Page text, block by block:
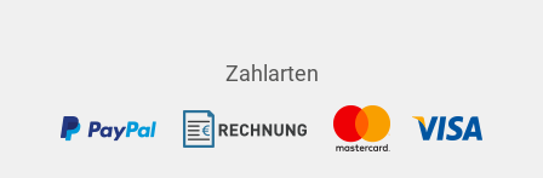
Zahlarten